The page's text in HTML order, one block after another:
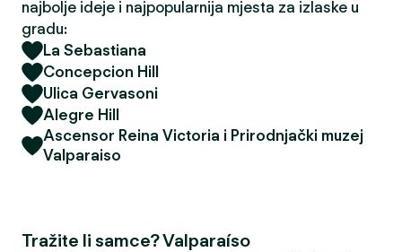
najbolje ideje i najpopularnija mjesta za izlaske u
gradu:
La Sebastiana
Concepcion Hill
Ulica Gervasoni
Alegre Hill
Ascensor Reina Victoria i Prirodnjački muzej
Valparaiso
Tražite li samce? Valparaíso